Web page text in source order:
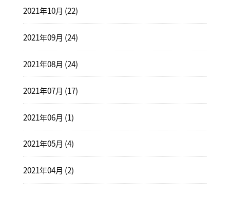
2021年10月 (22)
2021年09月 (24)
2021年08月 (24)
2021年07月 (17)
2021年06月 (1)
2021年05月 (4)
2021年04月 (2)